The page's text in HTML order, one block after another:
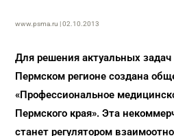
www.psma.ru | 02.10.2013
Для решения актуальных задач
Пермском регионе создана
«Профессиональное
Пермского края». Эта
станет регулятором